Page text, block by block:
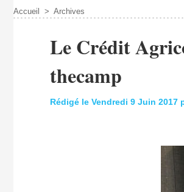
Accueil > Archives
Le Crédit
thecamp
Rédigé le Vendredi 9 Juin 2017